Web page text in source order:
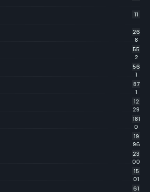
11
26
8
55
2
56
1
87
1
12
29
181
0
19
96
23
00
15
01
61